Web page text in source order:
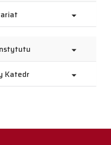
Katedr